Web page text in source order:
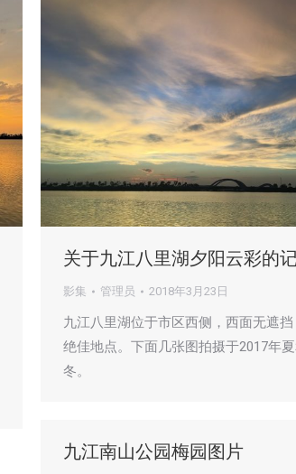
关于九江八里湖夕阳云彩的
影集 管理员 2018年3月23日
九江八里湖位于市区西侧，西面无遮
绝佳地点。下面几张图拍摄于2017年
冬。
九江南山公园梅园图片